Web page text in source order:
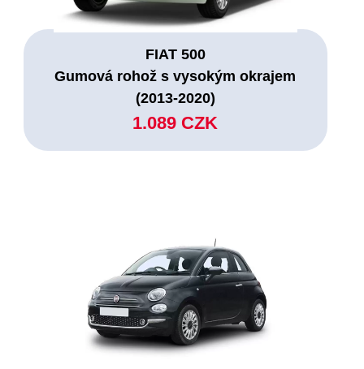
FIAT 500
Gumová rohož s vysokým okrajem
(2013-2020)
1.089 CZK